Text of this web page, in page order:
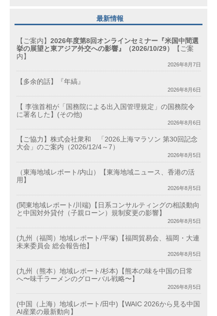
最新情報
【ご案内】 2026年度第8回オンラインセミナー『米国中間選
挙の展望と東アジア外交への影響』（2026/10/29）
【ご案
内】
2026年8月7日
【多余的話】『年縞』
2026年8月6日
【 李強首相が「国務院による出入国管理規定」の国務院令
に署名した】(その他)
2026年8月6日
【ご協力】株式会社衆和 「2026上海マラソン 第30回記念
大会」のご案内（2026/12/4～7）
2026年8月5日
（東海地域レポート/内山）【東海地域ニュース、香港の活
用】
2026年8月5日
(関東地域レポート/川端)【日系コンサルティングの相談動向
と中国対外貸付（子親ローン）規制変更の影響】
2026年8月5日
(九州（福岡）地域レポート/平塚)【福岡貿易会、福岡・大連
未来委員会 総会報告他】
2026年8月5日
(九州（熊本）地域レポート/杉本)【熊本の味を中国の日常
へ〜味千ラーメンのグローバル戦略〜】
2026年8月5日
(中国（上海）地域レポート/田中)【WAIC 2026から見る中国
AI産業の最新動向】